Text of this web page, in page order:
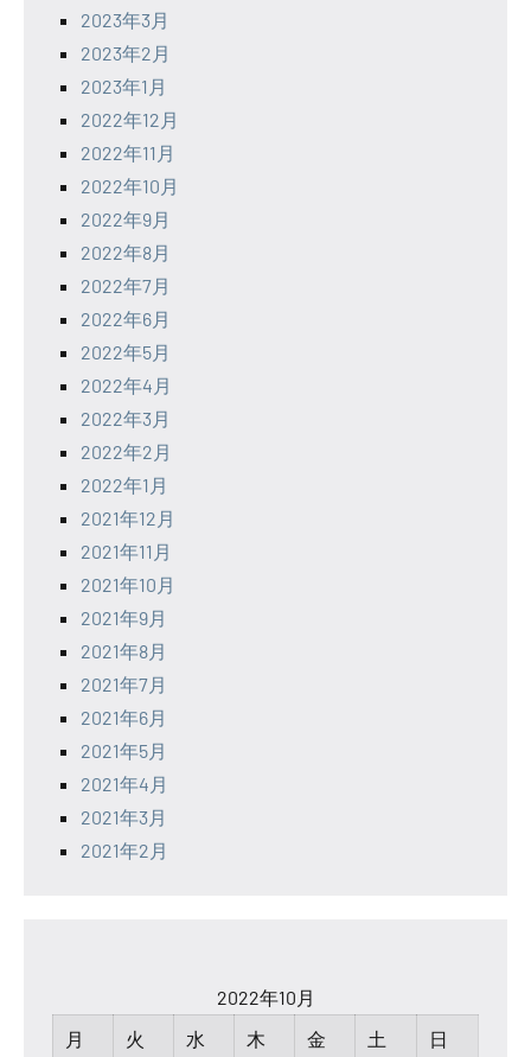
2023年3月
2023年2月
2023年1月
2022年12月
2022年11月
2022年10月
2022年9月
2022年8月
2022年7月
2022年6月
2022年5月
2022年4月
2022年3月
2022年2月
2022年1月
2021年12月
2021年11月
2021年10月
2021年9月
2021年8月
2021年7月
2021年6月
2021年5月
2021年4月
2021年3月
2021年2月
2022年10月
月
火 水 木 金 土 日